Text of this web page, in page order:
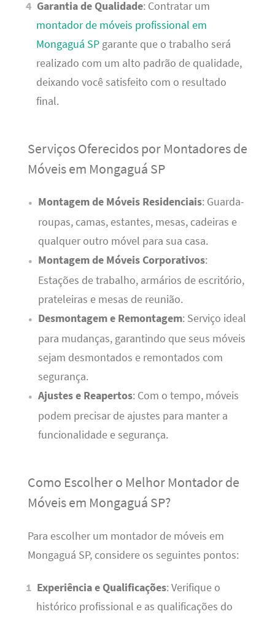
Garantia de Qualidade: Contratar um
montador de móveis profissional em
Mongaguá SPgarante que o trabalho será
realizado com um alto padrão de qualidade,
deixando você satisfeito com o resultado
final.
Serviços Oferecidos por Montadores de
Móveis em Mongaguá SP
Montagem de Móveis Residenciais: Guarda-
roupas, camas, estantes, mesas, cadeiras e
qualquer outro móvel para sua casa.
Montagem de Móveis Corporativos:
Estações de trabalho, armários de escritório,
prateleiras e mesas de reunião.
Desmontagem e Remontagem: Serviço ideal
para mudanças, garantindo que seus móveis
sejam desmontados e remontados com
segurança.
Ajustes e Reapertos: Com o tempo, móveis
podem precisar de ajustes para manter a
funcionalidade e segurança.
Como Escolher o Melhor Montador de
Móveis em Mongaguá SP?
Para escolher um montador de móveis em
Mongaguá SP, considere os seguintes pontos:
Experiência e Qualificações: Verifique o
histórico profissional e as qualificações do